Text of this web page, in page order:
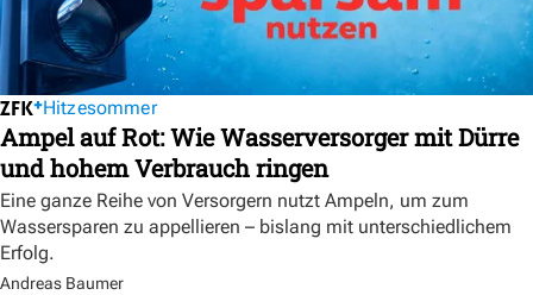
Hitzesommer
Ampel auf Rot: Wie Wasserversorger mit Dürre
und hohem Verbrauch ringen
Eine ganze Reihe von Versorgern nutzt Ampeln, um zum
Wassersparen zu appellieren – bislang mit unterschiedlichem
Erfolg.
Andreas Baumer